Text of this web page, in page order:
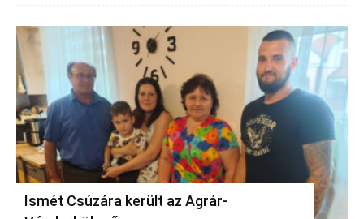
Ismét Csúzára került az Agrár-